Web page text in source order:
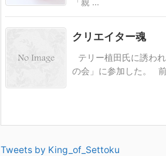
クリエイター魂
テリー植田氏に誘わ
の会」に参加した。
Tweets by King_of_Settoku